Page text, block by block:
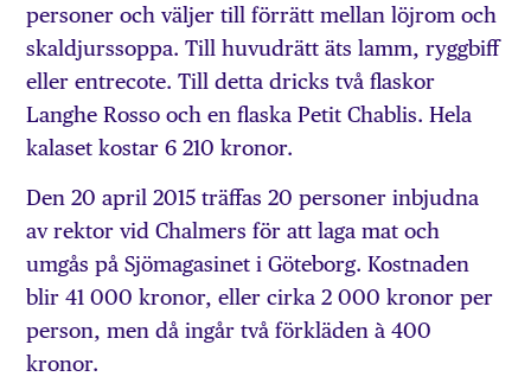
personer och väljer till förrätt mellan löjrom och
skaldjurssoppa. Till huvudrätt äts lamm, ryggbiff
eller entrecote. Till detta dricks två flaskor
Langhe Rosso och en flaska Petit Chablis. Hela
kalaset kostar 6 210 kronor.
Den 20 april 2015 träffas 20 personer inbjudna
av rektor vid Chalmers för att laga mat och
umgås på Sjömagasinet i Göteborg. Kostnaden
blir 41 000 kronor, eller cirka 2 000 kronor per
person, men då ingår två förkläden à 400
kronor.